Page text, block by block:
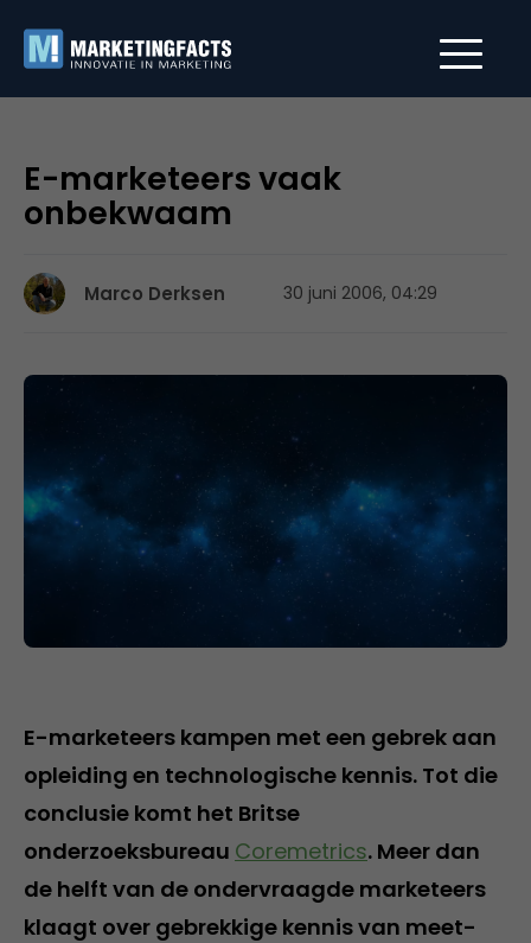
E-marketeers vaak
onbekwaam
Marco Derksen 30 juni 2006, 04:29
E-marketeers kampen met een gebrek aan
opleiding en technologische kennis. Tot die
conclusie komt het Britse
onderzoeksbureau Coremetrics. Meer dan
de helft van de ondervraagde marketeers
klaagt over gebrekkige kennis van meet-